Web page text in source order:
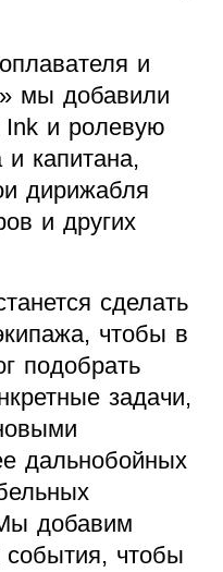
и
мы добавили
Ink и ролевую
капитана,
дирижабля
и других
сделать
чтобы в
подобрать
задачи,
дальнобойных
добавим
события, чтобы